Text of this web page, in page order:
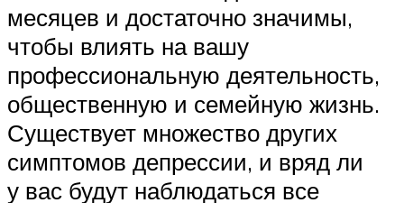
месяцев и достаточно значимы,
чтобы влиять на вашу
профессиональную деятельность,
общественную и семейную жизнь.
Существует множество других
симптомов депрессии, и вряд ли
у вас будут наблюдаться все